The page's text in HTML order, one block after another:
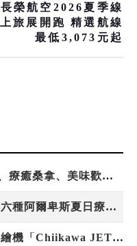
長榮航空2026夏季線
上旅展開跑 精選航線
最低3,073元起
夏日節奏／漫遊瑞典～音樂、療癒桑拿、美味歡樂螯蝦節
探索瑞士格勞賓登秘境 收藏六種阿爾卑斯夏日療癒之旅
ANAｘ吉伊卡哇揭幕全新彩繪機「Chiikawa JET」